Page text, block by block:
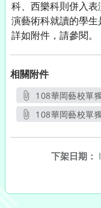
科、西樂科則併入
演藝術科就讀的學生
詳如附件，請參閱。
相關附件
108華岡藝校單
108華岡藝校單
下架日期：